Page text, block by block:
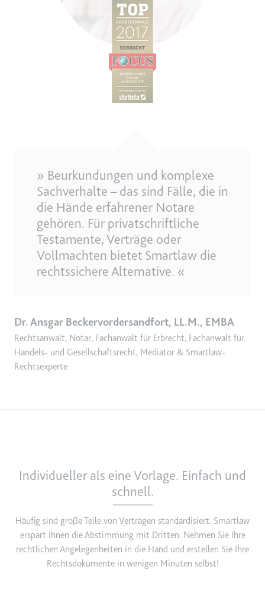
» Beurkundungen und komplexe
Sachverhalte – das sind Fälle, die in
die Hände erfahrener Notare
gehören. Für privatschriftliche
Testamente, Verträge oder
Vollmachten bietet Smartlaw die
rechtssichere Alternative. «
Dr. Ansgar Beckervordersandfort, LL.M., EMBA
Rechtsanwalt, Notar, Fachanwalt für Erbrecht, Fachanwalt für
Handels- und Gesellschaftsrecht, Mediator & Smartlaw-
Rechtsexperte
Individueller als eine Vorlage. Einfach und
schnell.
Häufig sind große Teile von Verträgen standardisiert. Smartlaw
erspart Ihnen die Abstimmung mit Dritten. Nehmen Sie Ihre
rechtlichen Angelegenheiten in die Hand und erstellen Sie Ihre
Rechtsdokumente in wenigen Minuten selbst!